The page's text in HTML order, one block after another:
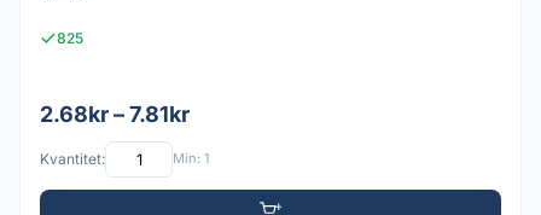
825
2.68kr – 7.81kr
Kvantitet: Min: 1